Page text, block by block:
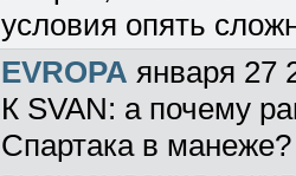
условия опять
EVROPA января 27
К SVAN: а почему
Спартака в